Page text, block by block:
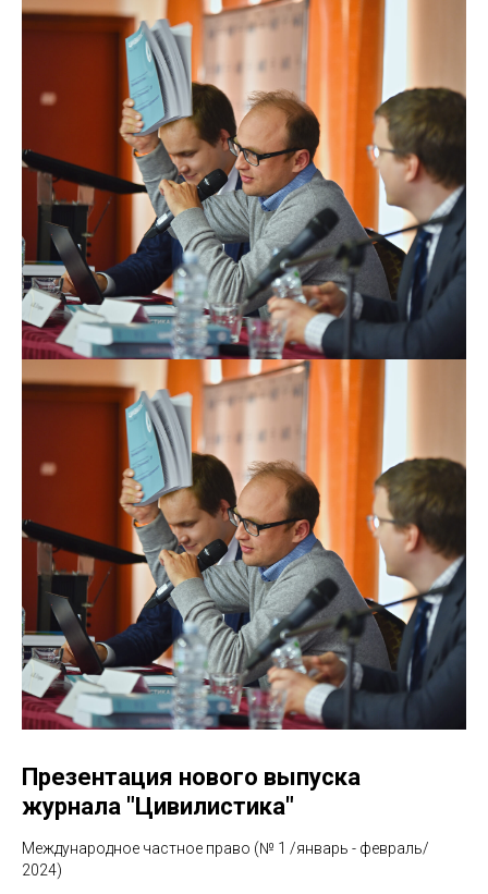
Презентация нового выпуска
журнала "Цивилистика"
Международное частное право (№ 1 /январь - февраль/
2024)